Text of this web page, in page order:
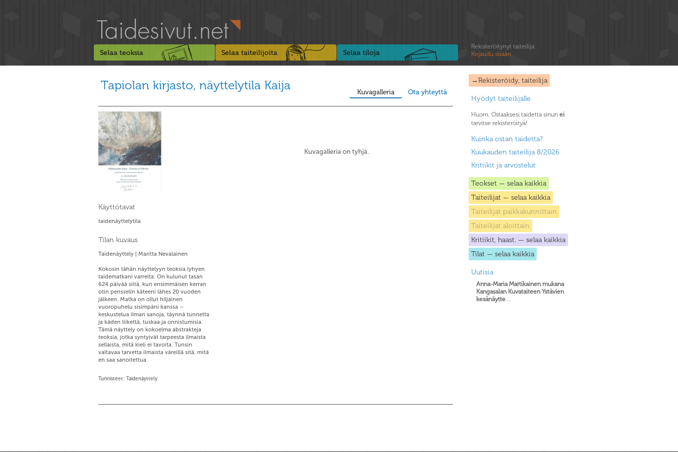
Selaa teoksia Selaa taiteilijoita Selaa tiloja
Rekisteröitynyt taiteilija:
Kirjaudu sisään
→Rekisteröidy, taiteilija
Hyödyt taiteilijalle
Huom. Ostaaksesi taidetta sinun ei
tarvitse rekisteröityä!
Kuinka ostan taidetta?
Kuukauden taiteilija 8/2026
Kritiikit ja arvostelut
Teokset — selaa kaikkia
Taiteilijat — selaa kaikkia
Taiteilijat paikkakunnittain
Taiteilijat aloittain
Kritiikit, haast. — selaa kaikkia
Tilat — selaa kaikkia
Uutisia
Anna-Maria Martikainen mukana
Kangasalan Kuvataiteen Ystävien
kesänäytte...
Tapiolan kirjasto, näyttelytila Kaija Kuvagalleria Ota yhteyttä
Käyttötavat
taidenäyttelytila
Tilan kuvaus
Taidenäyttely | Maritta Nevalainen
Kokosin tähän näyttelyyn teoksia lyhyen
taidematkani varrelta. On kulunut tasan
624 päivää siitä, kun ensimmäisen kerran
otin pensselin käteeni lähes 20 vuoden
jälkeen. Matka on ollut hiljainen
vuoropuhelu sisimpäni kanssa –
keskustelua ilman sanoja, täynnä tunnetta
ja käden liikettä, tuskaa ja onnistumisia.
Tämä näyttely on kokoelma abstrakteja
teoksia, jotka syntyivät tarpeesta ilmaista
sellaista, mitä kieli ei tavoita. Tunsin
valtavaa tarvetta ilmaista väreillä sitä, mitä
en saa sanoitettua.
Tunnisteet: Taidenäyttely
Kuvagalleria on tyhjä.